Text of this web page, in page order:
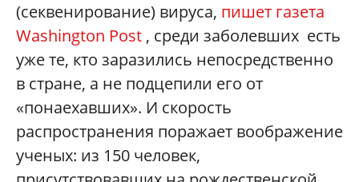
(секвенирование) вируса, пишет газета
Washington Post , среди заболевших есть
уже те, кто заразились непосредственно
в стране, а не подцепили его от
«понаехавших». И скорость
распространения поражает воображение
ученых: из 150 человек,